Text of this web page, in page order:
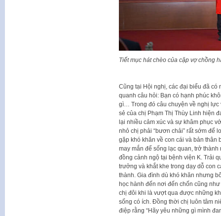
Tiết mục hát chèo của cặp vợ chồng
Cũng tại Hội nghị, các đại biểu đã
quanh câu hỏi: Bạn có hạnh phúc
gì… Trong đó câu chuyện về nghị
sẻ của chị Phạm Thị Thùy Linh hiện
lại nhiều cảm xúc và sự khâm phục
nhỏ chị phải “bươn chải” rất sớm để
gặp khó khăn về con cái và bản thân
may mắn để sống lạc quan, trở
đồng cảnh ngộ tại bệnh viện K. Trải
trưởng và khắt khe trong dạy dỗ con
thành. Gia đình dù khó khăn nhưng
học hành đến nơi đến chốn cũng
chị đôi khi là vượt qua được những
sống có ích. Đồng thời chị luôn tâm
điệp rằng “Hãy yêu những gì mình